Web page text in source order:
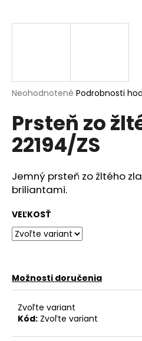
Priemerné
produktu
je
0,0
z
hviezdičiek.
Neohodnotené Podrobnosti
Prsteň zo
22194/ZS
Jemný prsteň zo žltého
briliantami.
VEĽKOSŤ
Možnosti doručenia
Zvoľte variant
Kód: Zvoľte variant
j
?
O
p
o
r
a
m
e